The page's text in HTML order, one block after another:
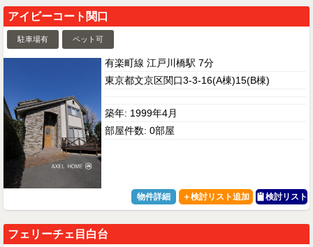
アイビーコート関口
駐車場有 ペット可
有楽町線 江戸川橋駅 7分
東京都文京区関口3-3-16(A棟)15(B棟)
築年: 1999年4月
部屋件数: 0部屋
物件詳細 検討リスト
フェリーチェ目白台